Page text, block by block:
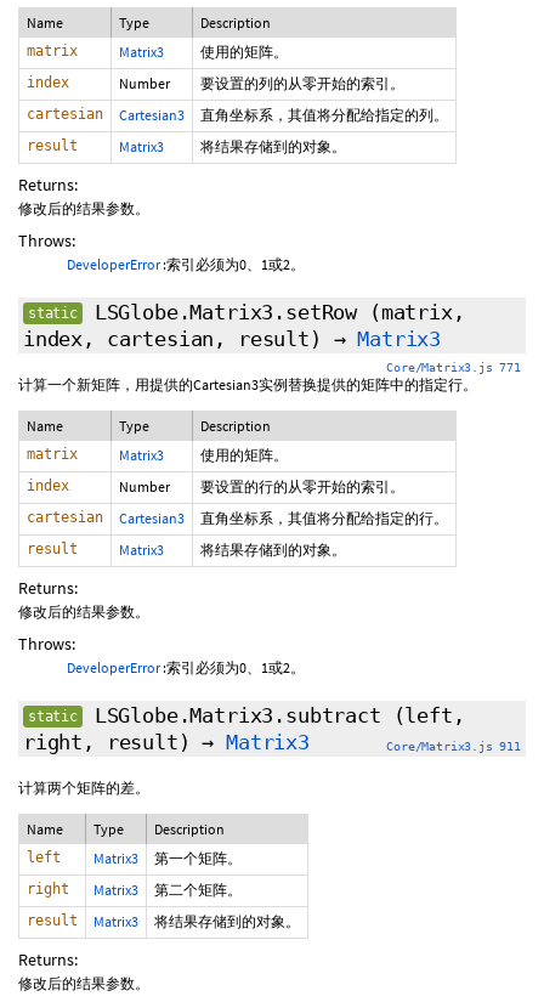
Name Type Description
matrix Matrix3 使用的矩阵。
index Number 要设置的列的从零开始的索引。
cartesian Cartesian3 直角坐标系，其值将分配给指定的列。
result Matrix3 将结果存储到的对象。
Returns:
修改后的结果参数。
Throws:
DeveloperError:索引必须为0、1或2。
static LSGlobe.Matrix3.setRow (matrix,
index, cartesian, result) →Matrix3
Core/Matrix3.js 771
计算一个新矩阵，用提供的Cartesian3实例替换提供的矩阵中的指定行。
Name Type Description
matrix Matrix3 使用的矩阵。
index Number 要设置的行的从零开始的索引。
cartesian Cartesian3 直角坐标系，其值将分配给指定的行。
result Matrix3 将结果存储到的对象。
Returns:
修改后的结果参数。
Throws:
DeveloperError:索引必须为0、1或2。
static LSGlobe.Matrix3.subtract
(left,
right, result)→Matrix3 Core/Matrix3.js 911
计算两个矩阵的差。
Name Type Description
left Matrix3 第一个矩阵。
right Matrix3 第二个矩阵。
result Matrix3 将结果存储到的对象。
Returns:
修改后的结果参数。